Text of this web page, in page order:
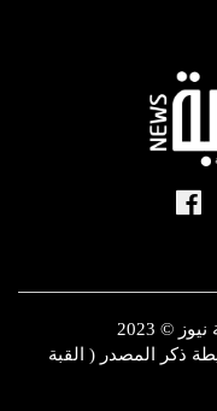
© 2023
ذكر المصدر ( القبة